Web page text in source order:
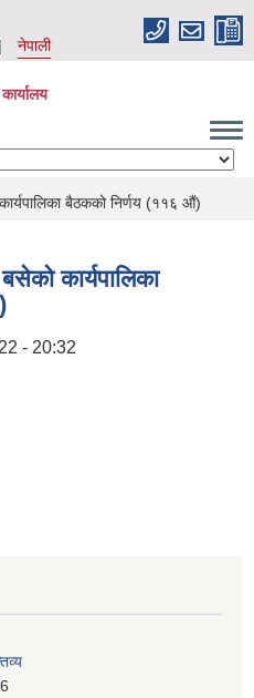
नेपाली
बैठकको निर्णय (११६ औं)
कार्यपालिका
- 20:32